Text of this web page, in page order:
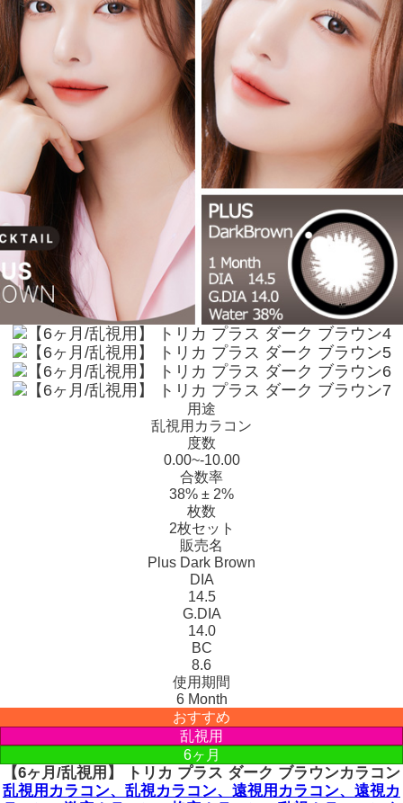
用途
乱視用カラコン
度数
0.00~-10.00
合数率
38% ± 2%
枚数
2枚セット
販売名
Plus Dark Brown
DIA
14.5
G.DIA
14.0
BC
8.6
使用期間
6 Month
おすすめ
乱視用
6ヶ月
【6ヶ月/乱視用】 トリカ プラス ダーク ブラウンカラコン
乱視用カラコン、乱視カラコン、遠視用カラコン、遠視カ